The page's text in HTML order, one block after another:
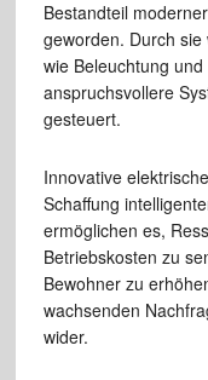
Bestandteil
geworden. Durch
wie Beleuchtung
anspruchsvollere
gesteuert.
Innovative
Schaffung
ermöglichen es,
Betriebskosten zu
Bewohner zu
wachsenden
wider.